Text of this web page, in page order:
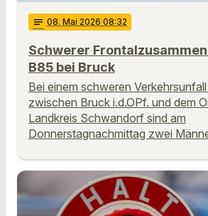
notes 08. Mai 2026 08:32
Schwerer
B85 bei Bruck
Bei einem schweren
zwischen Bruck i.d.OPf. und dem
Landkreis Schwandorf sind am
Donnerstagnachmittag zwei